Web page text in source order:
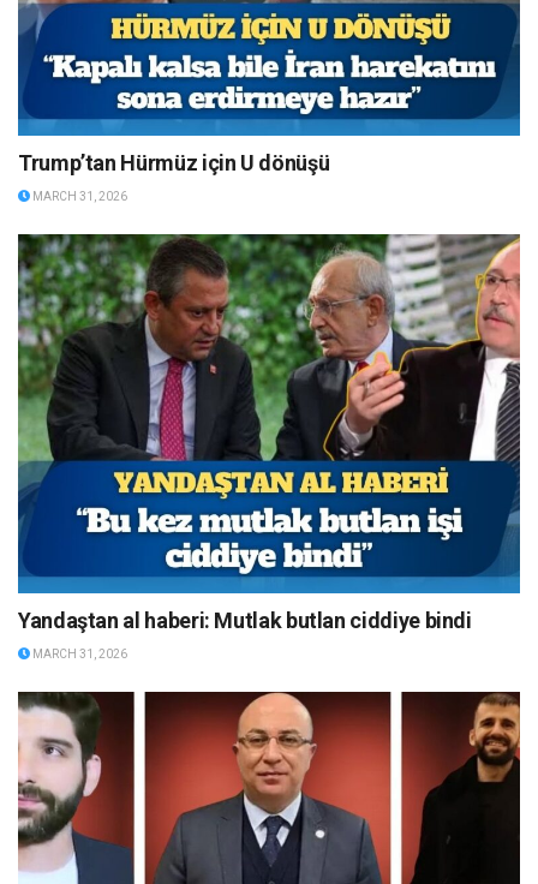
Trump’tan Hürmüz için U dönüşü
MARCH 31, 2026
Yandaştan al haberi: Mutlak butlan ciddiye bindi
MARCH 31, 2026